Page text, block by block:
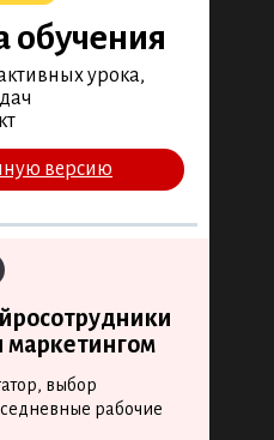
урока,
обучения
версию
выбор
рабочие
маркетингом